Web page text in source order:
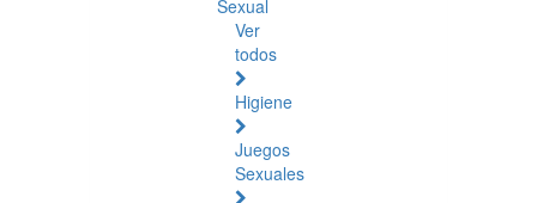
Sexual
Ver
todos
Higiene
Juegos
Sexuales